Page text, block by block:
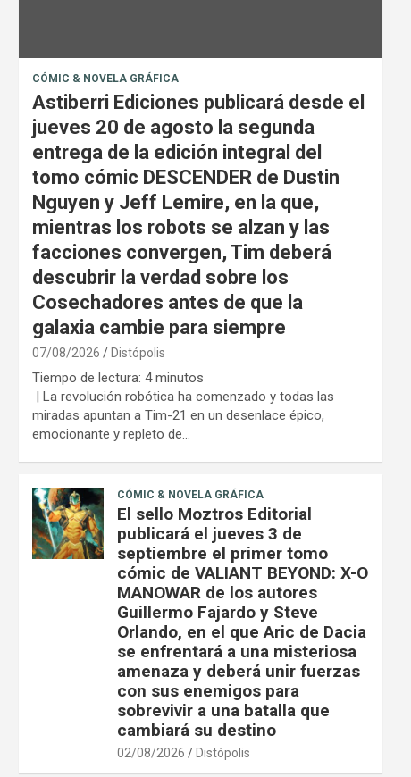
CÓMIC & NOVELA GRÁFICA
Astiberri Ediciones publicará desde el
jueves 20 de agosto la segunda
entrega de la edición integral del
tomo cómic DESCENDER de Dustin
Nguyen y Jeff Lemire, en la que,
mientras los robots se alzan y las
facciones convergen, Tim deberá
descubrir la verdad sobre los
Cosechadores antes de que la
galaxia cambie para siempre
07/08/2026 Distópolis
Tiempo de lectura: 4 minutos
| La revolución robótica ha comenzado y todas las
miradas apuntan a Tim-21 en un desenlace épico,
emocionante y repleto de…
CÓMIC & NOVELA GRÁFICA
El sello Moztros Editorial
publicará el jueves 3 de
septiembre el primer tomo
cómic de VALIANT BEYOND: X-O
MANOWAR de los autores
Guillermo Fajardo y Steve
Orlando, en el que Aric de Dacia
se enfrentará a una misteriosa
amenaza y deberá unir fuerzas
con sus enemigos para
sobrevivir a una batalla que
cambiará su destino
02/08/2026 Distópolis